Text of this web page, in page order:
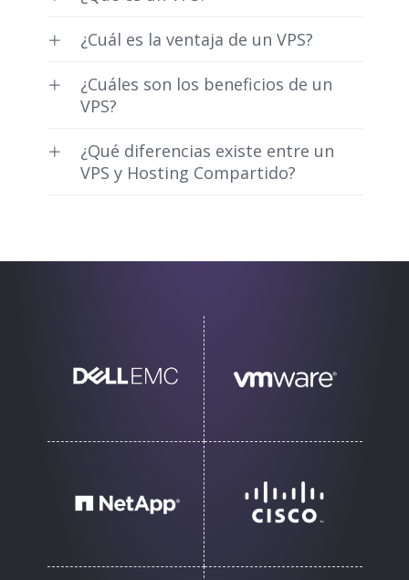
¿Cuál es la ventaja de un VPS?
¿Cuáles son los beneficios de un
VPS?
¿Qué diferencias existe entre un
VPS y Hosting Compartido?